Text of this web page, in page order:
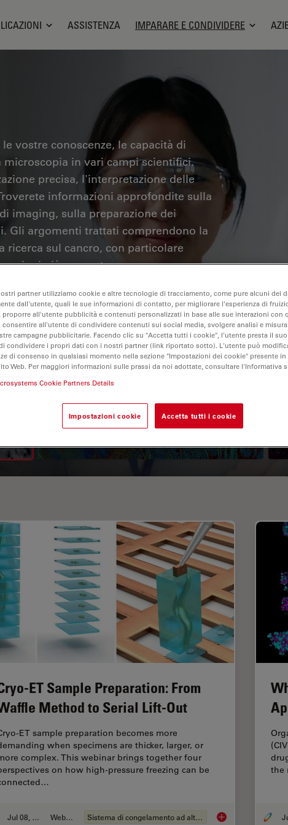
ASSISTENZA IMPARARE E CONDIVIDERE
vostre conoscenze, le capacità di
in vari campi scientifici.
precisa, l'interpretazione delle
informazioni approfondite sulla
imaging, sulla preparazione dei
Gli argomenti trattati comprendono la
ricerca sul cancro, con particolare
più avanzate.
A Guide to Fluorescence
Lifetime Imaging Microscopy
(FLIM)
ET Sample Preparation: From
Method to Serial Lift-Out
ET sample preparation becomes more
when specimens are thicker, larger, or
complex. This webinar brings together four
on how high-pressure freezing can be
Jul 08, 2026 Webinar: Sistema di congelamento ad alta pressione Cryo-ET Sample
the
partner utilizziamo cookie e altre tecnologie di tracciamento, come pure alcuni dei
dall'utente, quali le sue informazioni di contatto, per migliorare l'esperienza di
proporre all'utente pubblicità e contenuti personalizzati in base alle sue interazioni con
consentire all'utente di condividere contenuti sui social media, svolgere analisi e
campagne pubblicitarie. Facendo clic su "Accetta tutti i cookie", l'utente presta il
condividere i propri dati con i nostri partner (link riportato sotto). L'utente può
di consenso in qualsiasi momento nella sezione "Impostazioni dei cookie" presente
Web. Per maggiori informazioni sulle prassi da noi adottate, consultare l'Informativa
Cookie Partners Details
Impostazioni cookie Accetta tutti i cookie